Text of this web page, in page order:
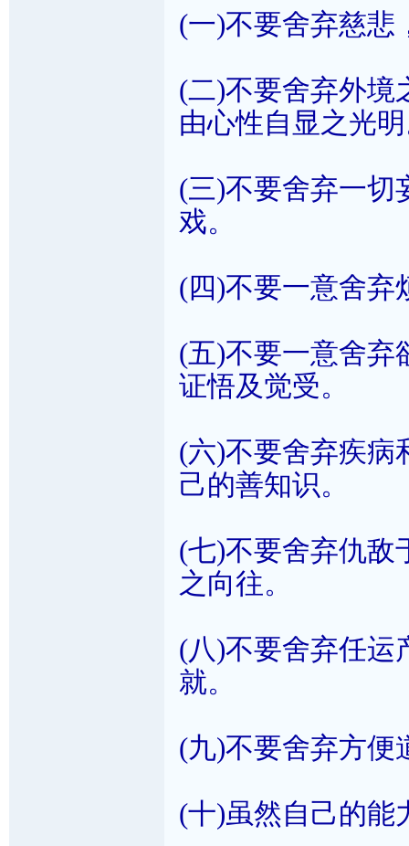
(一)不要舍弃慈悲
(二)不要舍弃外境
由心性自显之光
(三)不要舍弃一切
戏。
(四)不要一意舍弃
(五)不要一意舍弃
证悟及觉受。
(六)不要舍弃疾病
己的善知识。
(七)不要舍弃仇敌
之向往。
(八)不要舍弃任运
就。
(九)不要舍弃方便
(十)虽然自己的能